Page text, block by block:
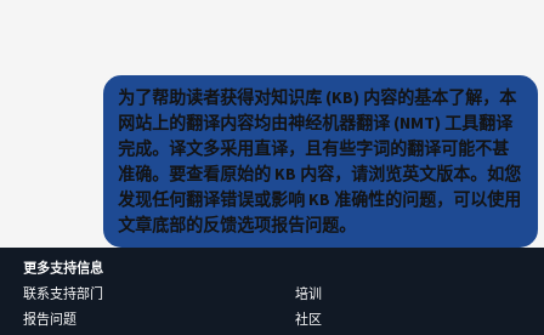
为了帮助读者获得对知识库 (KB) 内容的基本了解，本
网站上的翻译内容均由神经机器翻译 (NMT) 工具翻译
完成。译文多采用直译，且有些字词的翻译可能不甚
准确。要查看原始的 KB 内容，请浏览英文版本。如您
发现任何翻译错误或影响 KB 准确性的问题，可以使用
文章底部的反馈选项报告问题。
更多支持信息
联系支持部门
报告问题
培训
社区